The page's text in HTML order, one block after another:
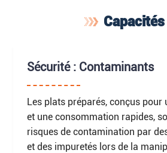
Capacités
Sécurité : Contaminants
Les plats préparés, conçus pour
et une consommation rapides,
risques de contamination par
et des impuretés lors de la